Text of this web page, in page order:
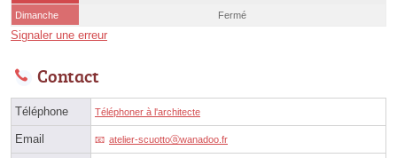
Dimanche
Fermé
Signaler une erreur
Contact
Téléphone Téléphoner à l'architecte
Email atelier-scuottoⓐwanadoo.fr